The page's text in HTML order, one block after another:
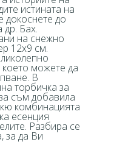
истината на
докоснете до
др. Бах.
на снежно
12х9 см.
можете да
В
торбичка за
съм добавила
комбинацията
есенция
Разбира се
за да Ви